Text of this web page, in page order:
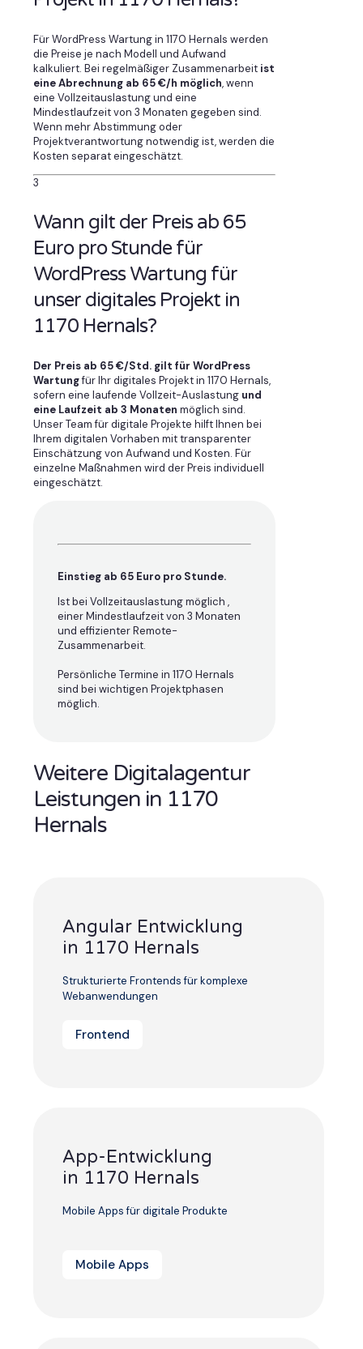
Für WordPress Wartung in 1170 Hernals werden
die Preise je nach Modell und Aufwand
kalkuliert. Bei regelmäßiger Zusammenarbeit ist
eine Abrechnung ab 65 €/h möglich, wenn
eine Vollzeitauslastung und eine
Mindestlaufzeit von 3 Monaten gegeben sind.
Wenn mehr Abstimmung oder
Projektverantwortung notwendig ist, werden die
Kosten separat eingeschätzt.
3
Wann gilt der Preis ab 65
Euro pro Stunde für
WordPress Wartung für
unser digitales Projekt in
1170 Hernals?
Der Preis ab 65 €/Std. gilt für WordPress
Wartungfür Ihr digitales Projekt in 1170 Hernals,
sofern eine laufende Vollzeit-Auslastung und
eine Laufzeit ab 3 Monaten möglich sind.
Unser Team für digitale Projekte hilft Ihnen bei
Ihrem digitalen Vorhaben mit transparenter
Einschätzung von Aufwand und Kosten. Für
einzelne Maßnahmen wird der Preis individuell
eingeschätzt.
Einstieg ab 65 Euro pro Stunde.
Ist bei Vollzeitauslastung möglich ,
einer Mindestlaufzeit von 3 Monaten
und effizienter Remote-
Zusammenarbeit.
Persönliche Termine in 1170 Hernals
sind bei wichtigen Projektphasen
möglich.
Weitere Digitalagentur
Leistungen in 1170
Hernals
Angular Entwicklung
in 1170 Hernals
Strukturierte Frontends für komplexe
Webanwendungen
Frontend
App-Entwicklung
in 1170 Hernals
Mobile Apps für digitale Produkte
Mobile Apps